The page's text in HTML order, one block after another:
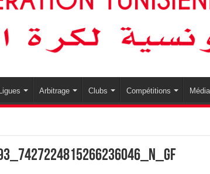
Arbitrage Clubs Compétitions